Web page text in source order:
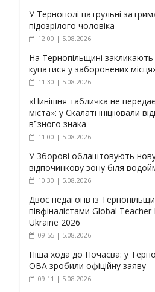
У Тернополі патрульні
підозрілого чоловіка
12:00 | 5.08.2026
На Тернопільщині закликають
купатися у заборонених
11:30 | 5.08.2026
«Нинішня табличка не
міста»: у Скалаті ініціювали
в’їзного знака
11:00 | 5.08.2026
У Зборові облаштовують
відпочинкову зону біля
10:30 | 5.08.2026
Двоє педагогів із
півфіналістами Global Teacher
Ukraine 2026
09:55 | 5.08.2026
Піша хода до Почаєва: у
ОВА зробили офіційну заяву
09:11 | 5.08.2026